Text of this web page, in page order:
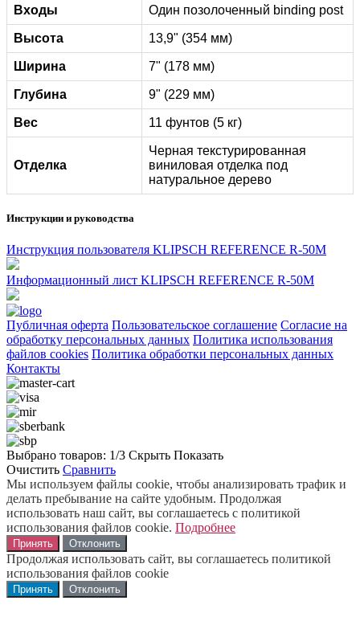
Входы Один позолоченный binding post
Высота 13,9" (354 мм)
Ширина 7" (178 мм)
Глубина 9" (229 мм)
Вес 11 фунтов (5 кг)
Отделка
Черная текстурированная
виниловая отделка под
натуральное дерево
Инструкции и руководства
Инструкция пользователя KLIPSCH REFERENCE R-50M
Информационный лист KLIPSCH REFERENCE R-50M
Публичная оферта Пользовательское соглашение Согласие на
обработку персональных данных Политика использования
файлов cookies Политика обработки персональных данных
Контакты
Выбрано товаров: 1/3 Скрыть Показать
Очистить Сравнить
Мы используем файлы cookie, чтобы анализировать трафик и
делать пребывание на сайте удобным. Продолжая
использовать наш сайт, вы соглашаетесь с политикой
использования файлов cookie. Подробнее
Принять Отклонить
Продолжая использовать сайт, вы соглашаетесь политикой
использования файлов cookie
Принять Отклонить